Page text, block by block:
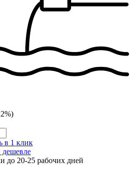
в 1 клик
до 20-25 рабочих дней